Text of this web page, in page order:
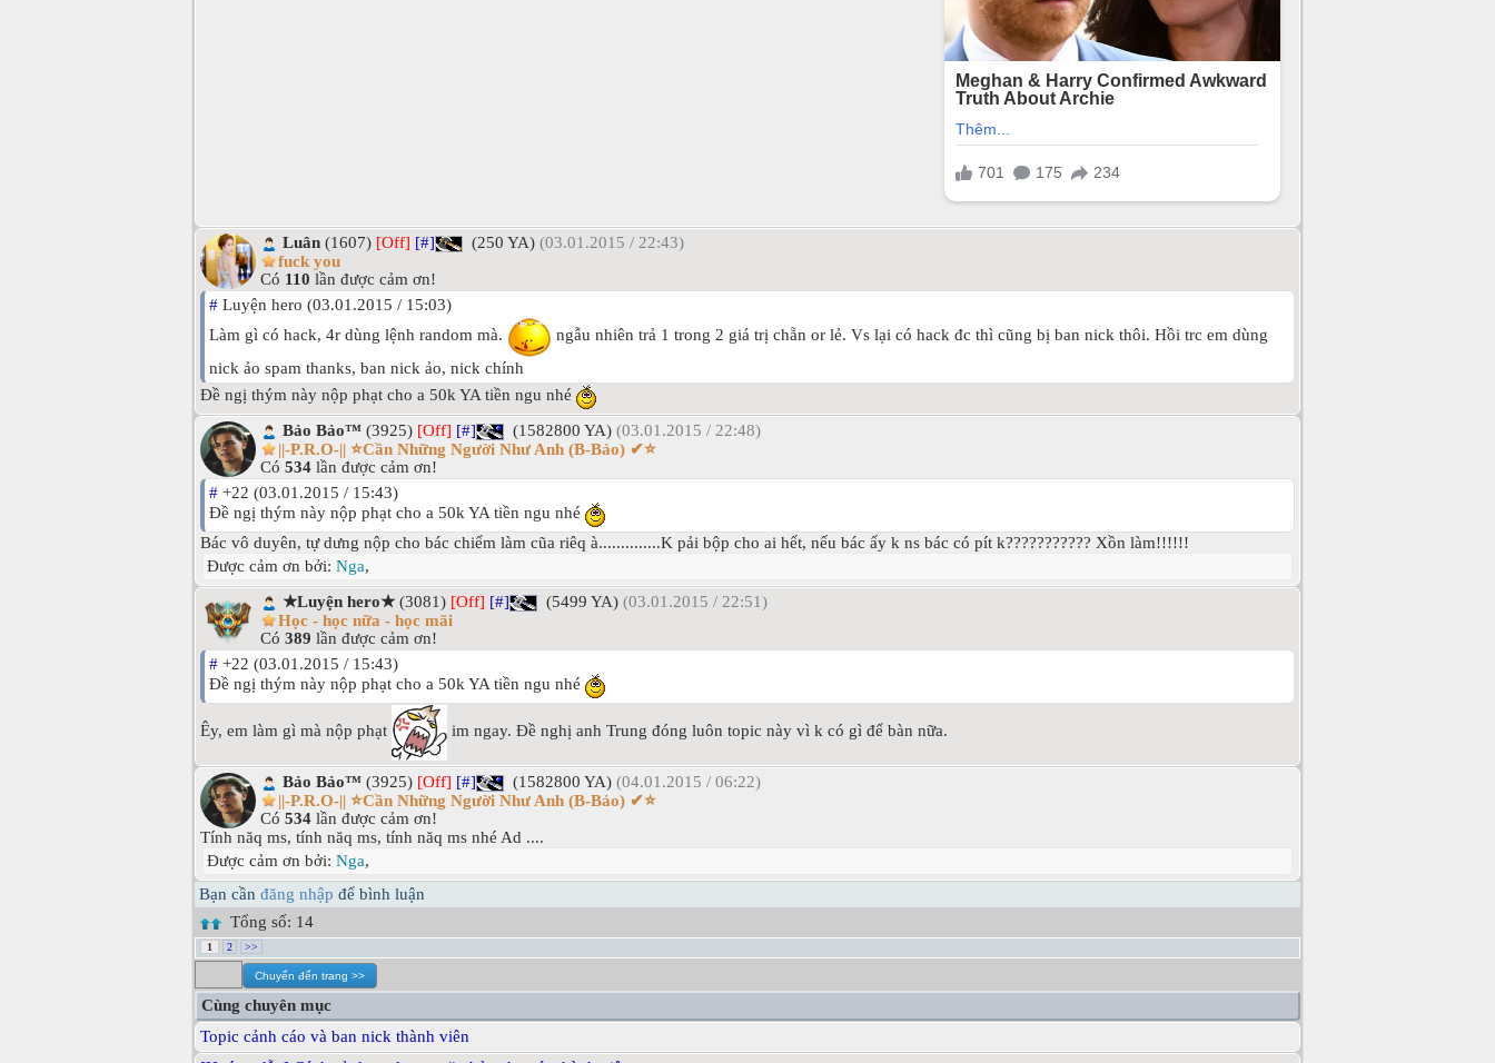
Luân (1607) [Off] [#] (250 YA) (03.01.2015 / 22:43)
fuck you
Có 110 lần được cảm ơn!
# Luyện hero (03.01.2015 / 15:03)
Làm gì có hack, 4r dùng lệnh random mà.
ngẫu nhiên trả 1 trong 2 giá trị chẵn or lẻ. Vs lại có hack đc thì cũng bị ban nick thôi. Hồi trc em dùng
nick ảo spam thanks, ban nick ảo, nick chính
Đề ngị thým này nộp phạt cho a 50k YA tiền ngu nhé
Bảo Bảo™ (3925) [Off] [#] (1582800 YA) (03.01.2015 / 22:48)
||-P.R.O-|| ⭐Cần Những Người Như Anh (B-Bảo) ✔⭐
Có 534 lần được cảm ơn!
# +22 (03.01.2015 / 15:43)
Đề ngị thým này nộp phạt cho a 50k YA tiền ngu nhé
Bác vô duyên, tự dưng nộp cho bác chiếm làm cũa riêq à..............K pải bộp cho ai hết, nếu bác ấy k ns bác có pít k??????????? Xồn làm!!!!!!
Được cảm ơn bởi: Nga,
★Luyện hero★(3081) [Off] [#] (5499 YA) (03.01.2015 / 22:51)
Học - học nữa - học mãi
Có 389 lần được cảm ơn!
# +22 (03.01.2015 / 15:43)
Đề ngị thým này nộp phạt cho a 50k YA tiền ngu nhé
Êy, em làm gì mà nộp phạt im ngay. Đề nghị anh Trung đóng luôn topic này vì k có gì để bàn nữa.
Bảo Bảo™ (3925) [Off] [#] (1582800 YA) (04.01.2015 / 06:22)
||-P.R.O-|| ⭐Cần Những Người Như Anh (B-Bảo) ✔⭐
Có 534 lần được cảm ơn!
Tính năq ms, tính năq ms, tính năq ms nhé Ad ....
Được cảm ơn bởi: Nga,
Bạn cần đăng nhập để bình luận
Tổng số: 14
1 2 >>
Cùng chuyên mục
Topic cảnh cáo và ban nick thành viên